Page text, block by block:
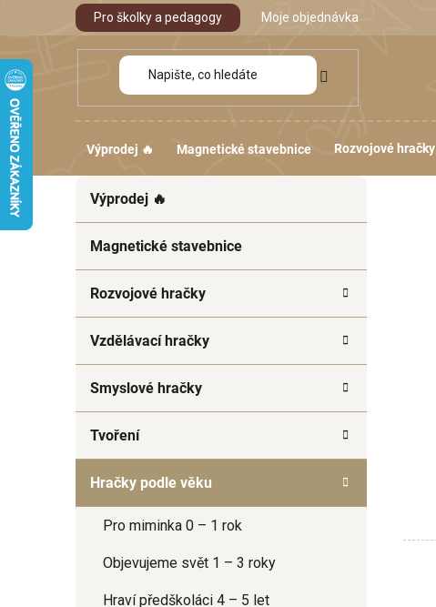
Pro školky a pedagogy Moje objednávka
Výprodej 🔥 Magnetické stavebnice Rozvojové hračky
kategorie
t
g
i
Výprodej 🔥
Magnetické stavebnice
Rozvojové hračky
Vzdělávací hračky
Smyslové hračky
Tvoření
Hračky podle věku
Pro miminka 0 – 1 rok
Objevujeme svět 1 – 3 roky
Hraví předškoláci 4 – 5 let